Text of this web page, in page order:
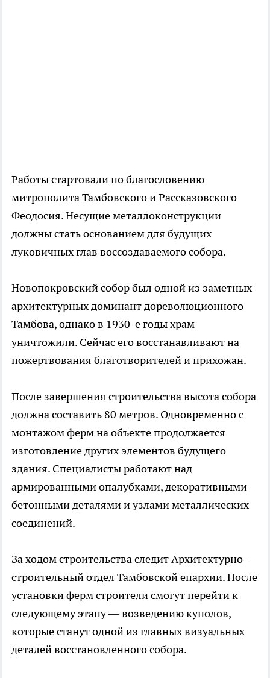
Работы стартовали по благословению
митрополита Тамбовского и Рассказовского
Феодосия. Несущие металлоконструкции
должны стать основанием для будущих
луковичных глав воссоздаваемого собора.
Новопокровский собор был одной из заметных
архитектурных доминант дореволюционного
Тамбова, однако в 1930-е годы храм
уничтожили. Сейчас его восстанавливают на
пожертвования благотворителей и прихожан.
После завершения строительства высота собора
должна составить 80 метров. Одновременно с
монтажом ферм на объекте продолжается
изготовление других элементов будущего
здания. Специалисты работают над
армированными опалубками, декоративными
бетонными деталями и узлами металлических
соединений.
За ходом строительства следит Архитектурно-
строительный отдел Тамбовской епархии. После
установки ферм строители смогут перейти к
следующему этапу — возведению куполов,
которые станут одной из главных визуальных
деталей восстановленного собора.